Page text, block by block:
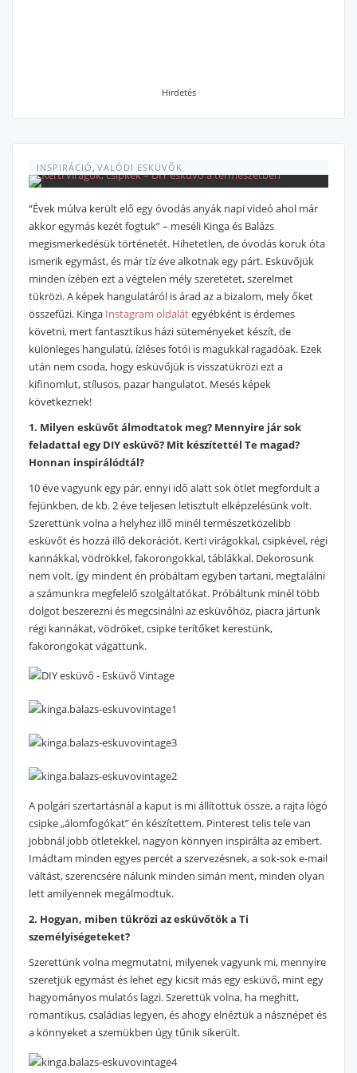
Hirdetés
INSPIRÁCIÓ , VALÓDI ESKÜVŐK
“Évek múlva került elő egy óvodás anyák napi videó ahol már
akkor egymás kezét fogtuk” – meséli Kinga és Balázs
megismerkedésük történetét. Hihetetlen, de óvodás koruk óta
ismerik egymást, és már tíz éve alkotnak egy párt. Esküvőjük
minden ízében ezt a végtelen mély szeretetet, szerelmet
tükrözi. A képek hangulatáról is árad az a bizalom, mely őket
összefűzi. Kinga Instagram oldalátegyébként is érdemes
követni, mert fantasztikus házi süteményeket készít, de
különleges hangulatú, ízléses fotói is magukkal ragadóak. Ezek
után nem csoda, hogy esküvőjük is visszatükrözi ezt a
kifinomlut, stílusos, pazar hangulatot. Mesés képek
következnek!
1. Milyen esküvőt álmodtatok meg? Mennyire jár sok
feladattal egy DIY esküvő? Mit készítettél Te magad?
Honnan inspirálódtál?
10 éve vagyunk egy pár, ennyi idő alatt sok ötlet megfordult a
fejünkben, de kb. 2 éve teljesen letisztult elképzelésünk volt.
Szerettünk volna a helyhez illő minél természetközelibb
esküvőt és hozzá illő dekorációt. Kerti virágokkal, csipkével, régi
kannákkal, vödrökkel, fakorongokkal, táblákkal. Dekorosunk
nem volt, így mindent én próbáltam egyben tartani, megtalálni
a számunkra megfelelő szolgáltatókat. Próbáltunk minél több
dolgot beszerezni és megcsinálni az esküvőhöz, piacra jártunk
régi kannákat, vödröket, csipke terítőket kerestünk,
fakorongokat vágattunk.
A polgári szertartásnál a kaput is mi állítottuk össze, a rajta lógó
csipke „álomfogókat” én készítettem. Pinterest telis tele van
jobbnál jobb ötletekkel, nagyon könnyen inspirálta az embert.
Imádtam minden egyes percét a szervezésnek, a sok-sok e-mail
váltást, szerencsére nálunk minden simán ment, minden olyan
lett amilyennek megálmodtuk.
2. Hogyan, miben tükrözi az esküvőtök a Ti
személyiségeteket?
Szerettünk volna megmutatni, milyenek vagyunk mi, mennyire
szeretjük egymást és lehet egy kicsit más egy esküvő, mint egy
hagyományos mulatós lagzi. Szerettük volna, ha meghitt,
romantikus, családias legyen, és ahogy elnéztük a násznépet és
a könnyeket a szemükben úgy tűnik sikerült.